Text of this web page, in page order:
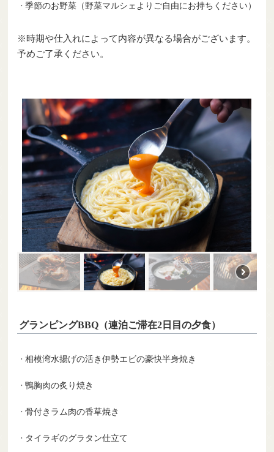
季節のお野菜（野菜マルシェよりご自由にお持ちください）
※時期や仕入れによって内容が異なる場合がございます。
予めご了承ください。
グランピングBBQ（連泊ご滞在2日目の夕食）
相模湾水揚げの活き伊勢エビの豪快半身焼き
鴨胸肉の炙り焼き
骨付きラム肉の香草焼き
タイラギのグラタン仕立て